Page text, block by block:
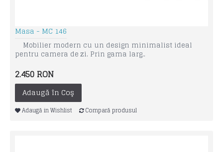
Masa - MC 146
Mobilier modern cu un design minimalist ideal
pentru camera de zi. Prin gama larg..
2.450 RON
Adaugă în Coş
Adaugă in Wishlist Compară produsul